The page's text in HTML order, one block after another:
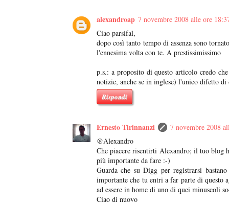
alexandroap 7 novembre 2008 alle ore
Ciao parsifal,
dopo così tanto tempo di assenza sono
l'ennesima volta con te. A prestissimissimo
p.s.: a proposito di questo articolo credo
notizie, anche se in inglese) l'unico difetto di
Rispondi
Ernesto Tirinnanzi
7 novembre 2008
@Alexandro
Che piacere risentirti Alexandro; il tuo blog
più importante da fare :-)
Guarda che su Digg per registrarsi
importante che tu entri a far parte di questo
ad essere in home di uno di quei minuscoli
Ciao di nuovo